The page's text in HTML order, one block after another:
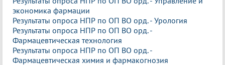
экономика фармации
Результаты опроса НПР по ОП ВО орд. - Урология
Результаты опроса НПР по ОП ВО орд. -
Фармацевтическая технология
Результаты опроса НПР по ОП ВО орд. -
Фармацевтическая химия и фармакогнозия